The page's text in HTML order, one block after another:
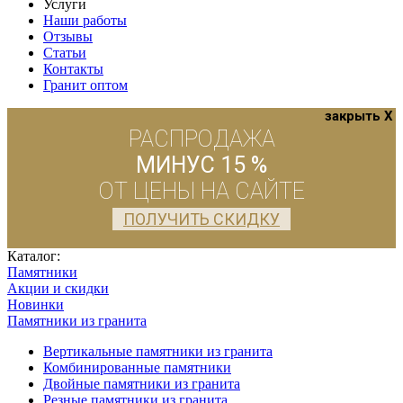
Услуги
Наши работы
Отзывы
Статьи
Контакты
Гранит оптом
закрыть X
РАСПРОДАЖА
МИНУС 15 %
ОТ ЦЕНЫ НА САЙТЕ
ПОЛУЧИТЬ СКИДКУ
Каталог:
Памятники
Акции и скидки
Новинки
Памятники из гранита
Вертикальные памятники из гранита
Комбинированные памятники
Двойные памятники из гранита
Резные памятники из гранита